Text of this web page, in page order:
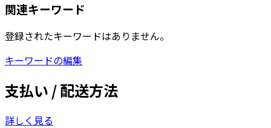
関連キーワード
登録されたキーワードはありません。
キーワードの編集
支払い / 配送方法
詳しく見る